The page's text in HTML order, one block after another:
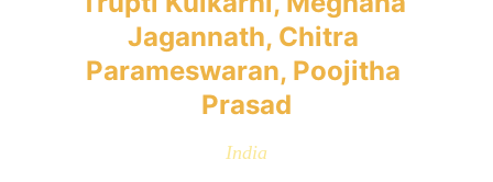
Jagannath, Chitra
Parameswaran, Poojitha
Prasad
India